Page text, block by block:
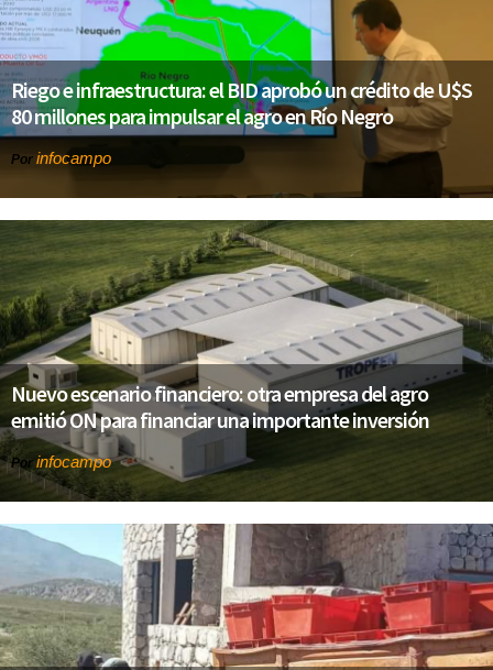
Riego e infraestructura: el BID aprobó un crédito de U$S
80 millones para impulsar el agro en Río Negro
Por infocampo
Nuevo escenario financiero: otra empresa del agro
emitió ON para financiar una importante inversión
Por infocampo